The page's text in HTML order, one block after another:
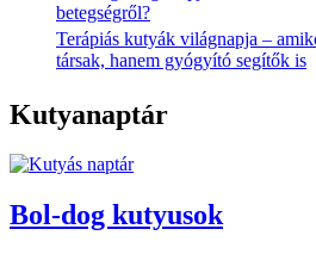
betegségről?
Terápiás kutyák világnapja –
társak, hanem gyógyító segítők is
Kutyanaptár
Bol-dog kutyusok